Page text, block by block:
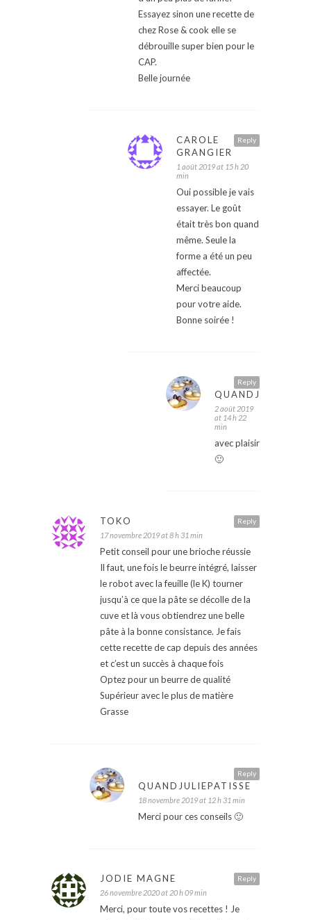
Essayez sinon une recette de
chez Rose & cook elle se
débrouille super bien pour le
CAP.
Belle journée
Reply
CAROLE
GRANGIER
1 août 2019 at 15 h 20
min
Oui possible je vais
essayer. Le goût
était très bon quand
même. Seule la
forme a été un peu
affectée.
Merci beaucoup
pour votre aide.
Bonne soirée !
Reply
2 août 2019
at 14 h 22
min
avec plaisir
🙂
Reply
TOKO
17 novembre 2019 at 8 h 31 min
Petit conseil pour une brioche réussie
Il faut, une fois le beurre intégré, laisser
le robot avec la feuille (le K) tourner
jusqu’à ce que la pâte se décolle de la
cuve et là vous obtiendrez une belle
pâte à la bonne consistance. Je fais
cette recette de cap depuis des années
et c’est un succès à chaque fois
Optez pour un beurre de qualité
Supérieur avec le plus de matière
Grasse
Reply
QUANDJULIEPATISSE
18 novembre 2019 at 12 h 31 min
Merci pour ces conseils 🙂
Reply
JODIE MAGNE
26 novembre 2020 at 20 h 09 min
Merci, pour toute vos recettes ! Je